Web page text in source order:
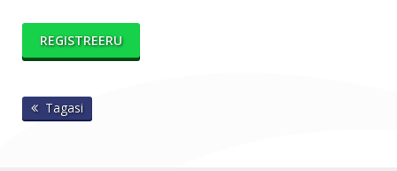
REGISTREERU
Tagasi